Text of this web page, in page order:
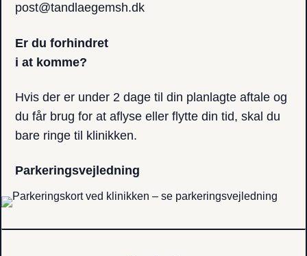
post@tandlaegemsh.dk
Er du forhindret
i at komme?
Hvis der er under 2 dage til din planlagte aftale og
du får brug for at aflyse eller​ flytte din tid, skal du
bare ringe til klinikken.
Parkerings­vejledning